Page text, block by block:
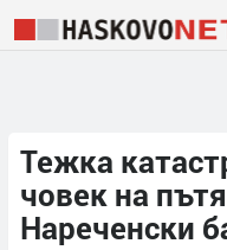
Тежка
човек на
Нареченски